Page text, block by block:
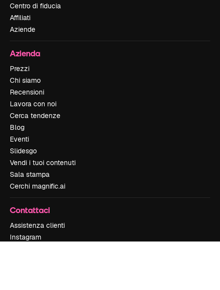
Centro di fiducia
Affiliati
Aziende
Azienda
Prezzi
Chi siamo
Recensioni
Lavora con noi
Cerca tendenze
Blog
Eventi
Slidesgo
Vendi i tuoi contenuti
Sala stampa
Cerchi magnific.ai
Contattaci
Assistenza clienti
Instagram